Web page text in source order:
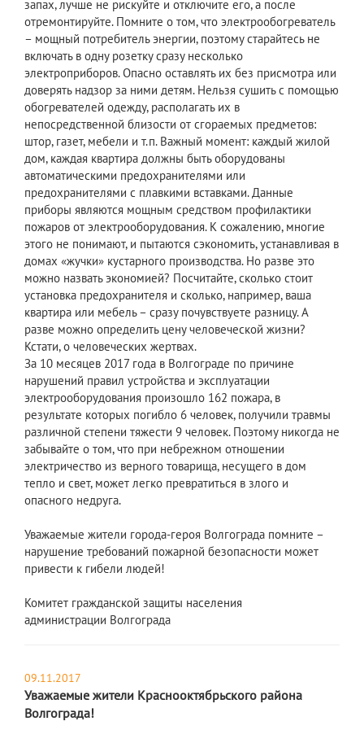
запах, лучше не рискуйте и отключите его, а после
отремонтируйте. Помните о том, что электрообогреватель
– мощный потребитель энергии, поэтому старайтесь не
включать в одну розетку сразу несколько
электроприборов. Опасно оставлять их без присмотра или
доверять надзор за ними детям. Нельзя сушить с помощью
обогревателей одежду, располагать их в
непосредственной близости от сгораемых предметов:
штор, газет, мебели и т.п. Важный момент: каждый жилой
дом, каждая квартира должны быть оборудованы
автоматическими предохранителями или
предохранителями с плавкими вставками. Данные
приборы являются мощным средством профилактики
пожаров от электрооборудования. К сожалению, многие
этого не понимают, и пытаются сэкономить, устанавливая в
домах «жучки» кустарного производства. Но разве это
можно назвать экономией? Посчитайте, сколько стоит
установка предохранителя и сколько, например, ваша
квартира или мебель – сразу почувствуете разницу. А
разве можно определить цену человеческой жизни?
Кстати, о человеческих жертвах.
За 10 месяцев 2017 года в Волгограде по причине
нарушений правил устройства и эксплуатации
электрооборудования произошло 162 пожара, в
результате которых погибло 6 человек, получили травмы
различной степени тяжести 9 человек. Поэтому никогда не
забывайте о том, что при небрежном отношении
электричество из верного товарища, несущего в дом
тепло и свет, может легко превратиться в злого и
опасного недруга.
Уважаемые жители города-героя Волгограда помните –
нарушение требований пожарной безопасности может
привести к гибели людей!
Комитет гражданской защиты населения
администрации Волгограда
09.11.2017
Уважаемые жители Краснооктябрьского района
Волгограда!